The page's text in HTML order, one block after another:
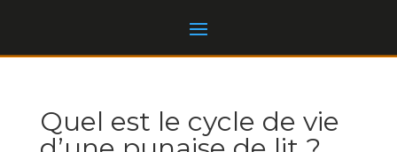
Quel est le cycle de vie